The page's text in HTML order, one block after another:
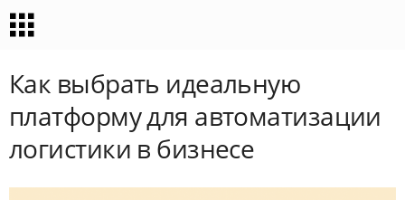
Как выбрать идеальную
платформу для автоматизации
логистики в бизнесе